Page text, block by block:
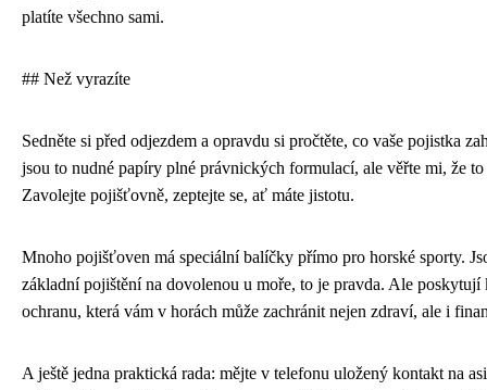
platíte všechno sami.
## Než vyrazíte
Sedněte si před odjezdem a opravdu si pročtěte, co vaše pojistka
jsou to nudné papíry plné právnických formulací, ale věřte mi, že
Zavolejte pojišťovně, zeptejte se, ať máte jistotu.
Mnoho pojišťoven má speciální balíčky přímo pro horské sporty.
základní pojištění na dovolenou u moře, to je pravda. Ale poskytují
ochranu, která vám v horách může zachránit nejen zdraví, ale i
A ještě jedna praktická rada: mějte v telefonu uložený kontakt na